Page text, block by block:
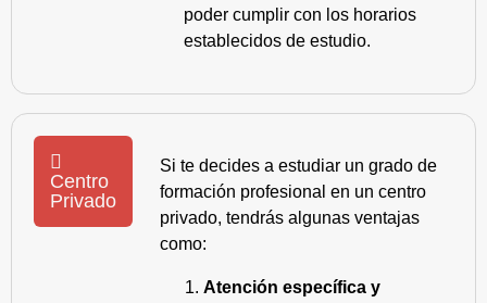
poder cumplir con los horarios
establecidos de estudio.
Centro
Privado
Si te decides a estudiar un grado de
formación profesional en un centro
privado, tendrás algunas ventajas
como:
Atención específica y